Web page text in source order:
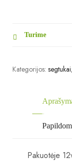
Turime
Kategorijos:
Pakuotėje